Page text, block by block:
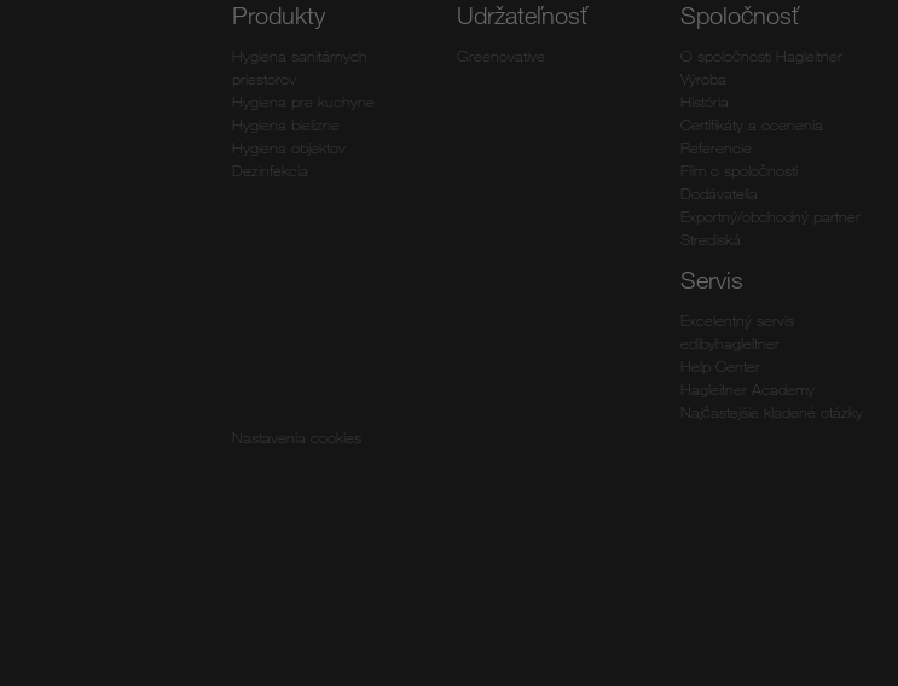
Produkty
Hygiena sanitárnych
priestorov
Hygiena pre kuchyne
Hygiena bielizne
Hygiena objektov
Dezinfekcia
Udržateľnosť
Greenovative
Spoločnosť
O spoločnosti Hagleitner
Výroba
História
Certifikáty a ocenenia
Referencie
Film o spoločnosti
Dodávatelia
Exportný/obchodný partner
Strediská
Servis
Excelentný servis
edibyhagleitner
Help Center
Hagleitner Academy
Najčastejšie kladené otázky
Nastavenia cookies